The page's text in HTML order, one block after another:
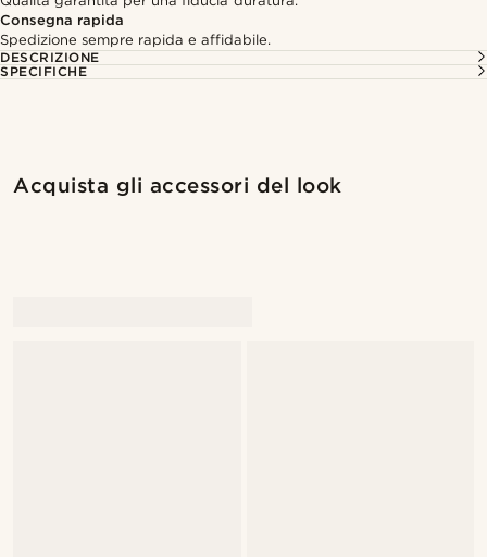
Consegna rapida
Spedizione sempre rapida e affidabile.
DESCRIZIONE
SPECIFICHE
Acquista gli accessori del look